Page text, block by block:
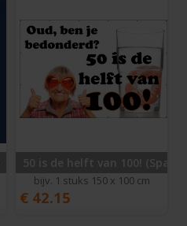
50 is de helft van 100!
bijv. 1 stuks 150 x 100 cm
€ 42.15